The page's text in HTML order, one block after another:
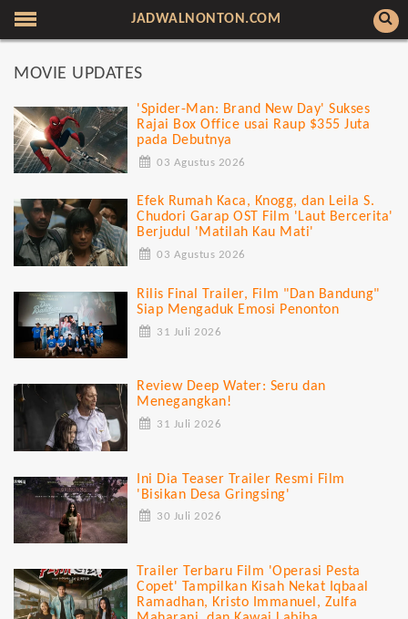
JADWALNONTON.COM
MOVIE UPDATES
'Spider-Man: Brand New Day' Sukses
Rajai Box Office usai Raup $355 Juta
pada Debutnya
03 Agustus 2026
Efek Rumah Kaca, Knogg, dan Leila S.
Chudori Garap OST Film 'Laut Bercerita'
Berjudul 'Matilah Kau Mati'
03 Agustus 2026
Rilis Final Trailer, Film "Dan Bandung"
Siap Mengaduk Emosi Penonton
31 Juli 2026
Review Deep Water: Seru dan
Menegangkan!
31 Juli 2026
Ini Dia Teaser Trailer Resmi Film
'Bisikan Desa Gringsing'
30 Juli 2026
Trailer Terbaru Film 'Operasi Pesta
Copet' Tampilkan Kisah Nekat Iqbaal
Ramadhan, Kristo Immanuel, Zulfa